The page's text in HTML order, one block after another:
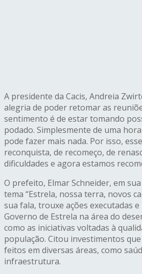
A presidente da Cacis, Andreia
alegria de poder retomar as
sentimento é de estar tomando
podado. Simplesmente de uma
pode fazer mais nada. Por isso,
reconquista, de recomeço, de
dificuldades e agora estamos
O prefeito, Elmar Schneider, em
tema “Estrela, nossa terra, novos
sua fala, trouxe ações executadas
Governo de Estrela na área do
como as iniciativas voltadas à
população. Citou investimentos
feitos em diversas áreas, como
infraestrutura.